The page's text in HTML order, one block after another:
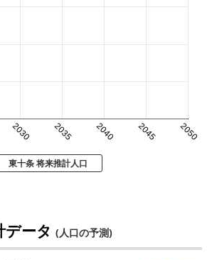
2030 2035 2040 2045 2050
東十条 将来推計人口
データ (人口の予測)